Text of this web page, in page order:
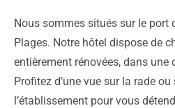
Nous sommes situés sur le port
Plages. Notre hôtel dispose de
entièrement rénovées, dans une
Profitez d’une vue sur la rade
l’établissement pour vous